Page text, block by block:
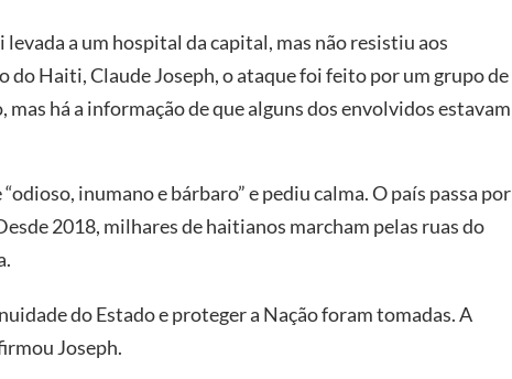
a um hospital da capital, mas não resistiu aos
Haiti, Claude Joseph, o ataque foi feito por um grupo de
há a informação de que alguns dos envolvidos estavam
inumano e bárbaro” e pediu calma. O país passa por
2018, milhares de haitianos marcham pelas ruas do
do Estado e proteger a Nação foram tomadas. A
Joseph.